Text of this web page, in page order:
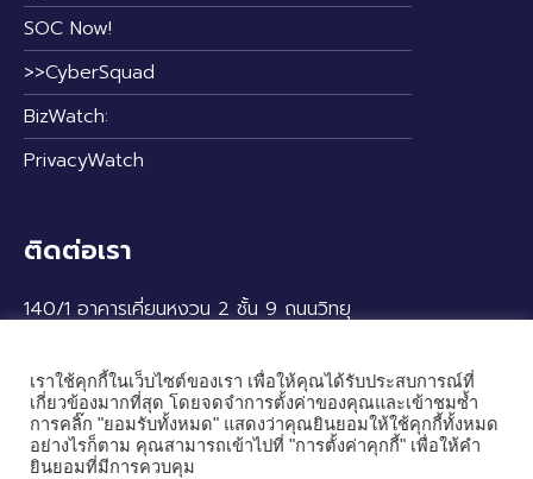
SOC Now!
>>CyberSquad
BizWatch:
PrivacyWatch
ติดต่อเรา
140/1 อาคารเคี่ยนหงวน 2 ชั้น 9 ถนนวิทยุ
เราใช้คุกกี้ในเว็บไซต์ของเรา เพื่อให้คุณได้รับประสบการณ์ที่
เกี่ยวข้องมากที่สุด โดยจดจำการตั้งค่าของคุณและเข้าชมซ้ำ
การคลิ๊ก "ยอมรับทั้งหมด" แสดงว่าคุณยินยอมให้ใช้คุกกี้ทั้งหมด
อย่างไรก็ตาม คุณสามารถเข้าไปที่ "การตั้งค่าคุกกี้" เพื่อให้คำ
ยินยอมที่มีการควบคุม